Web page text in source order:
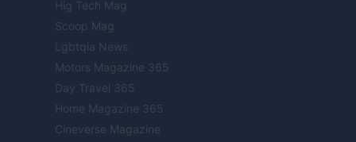
Hig Tech Mag
Scoop Mag
Lgbtqia News
Motors Magazine 365
Day Travel 365
Home Magazine 365
Cineverse Magazine